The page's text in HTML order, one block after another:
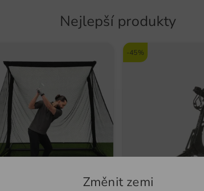
Nejlepší produkty
-45%
Změnit zemi